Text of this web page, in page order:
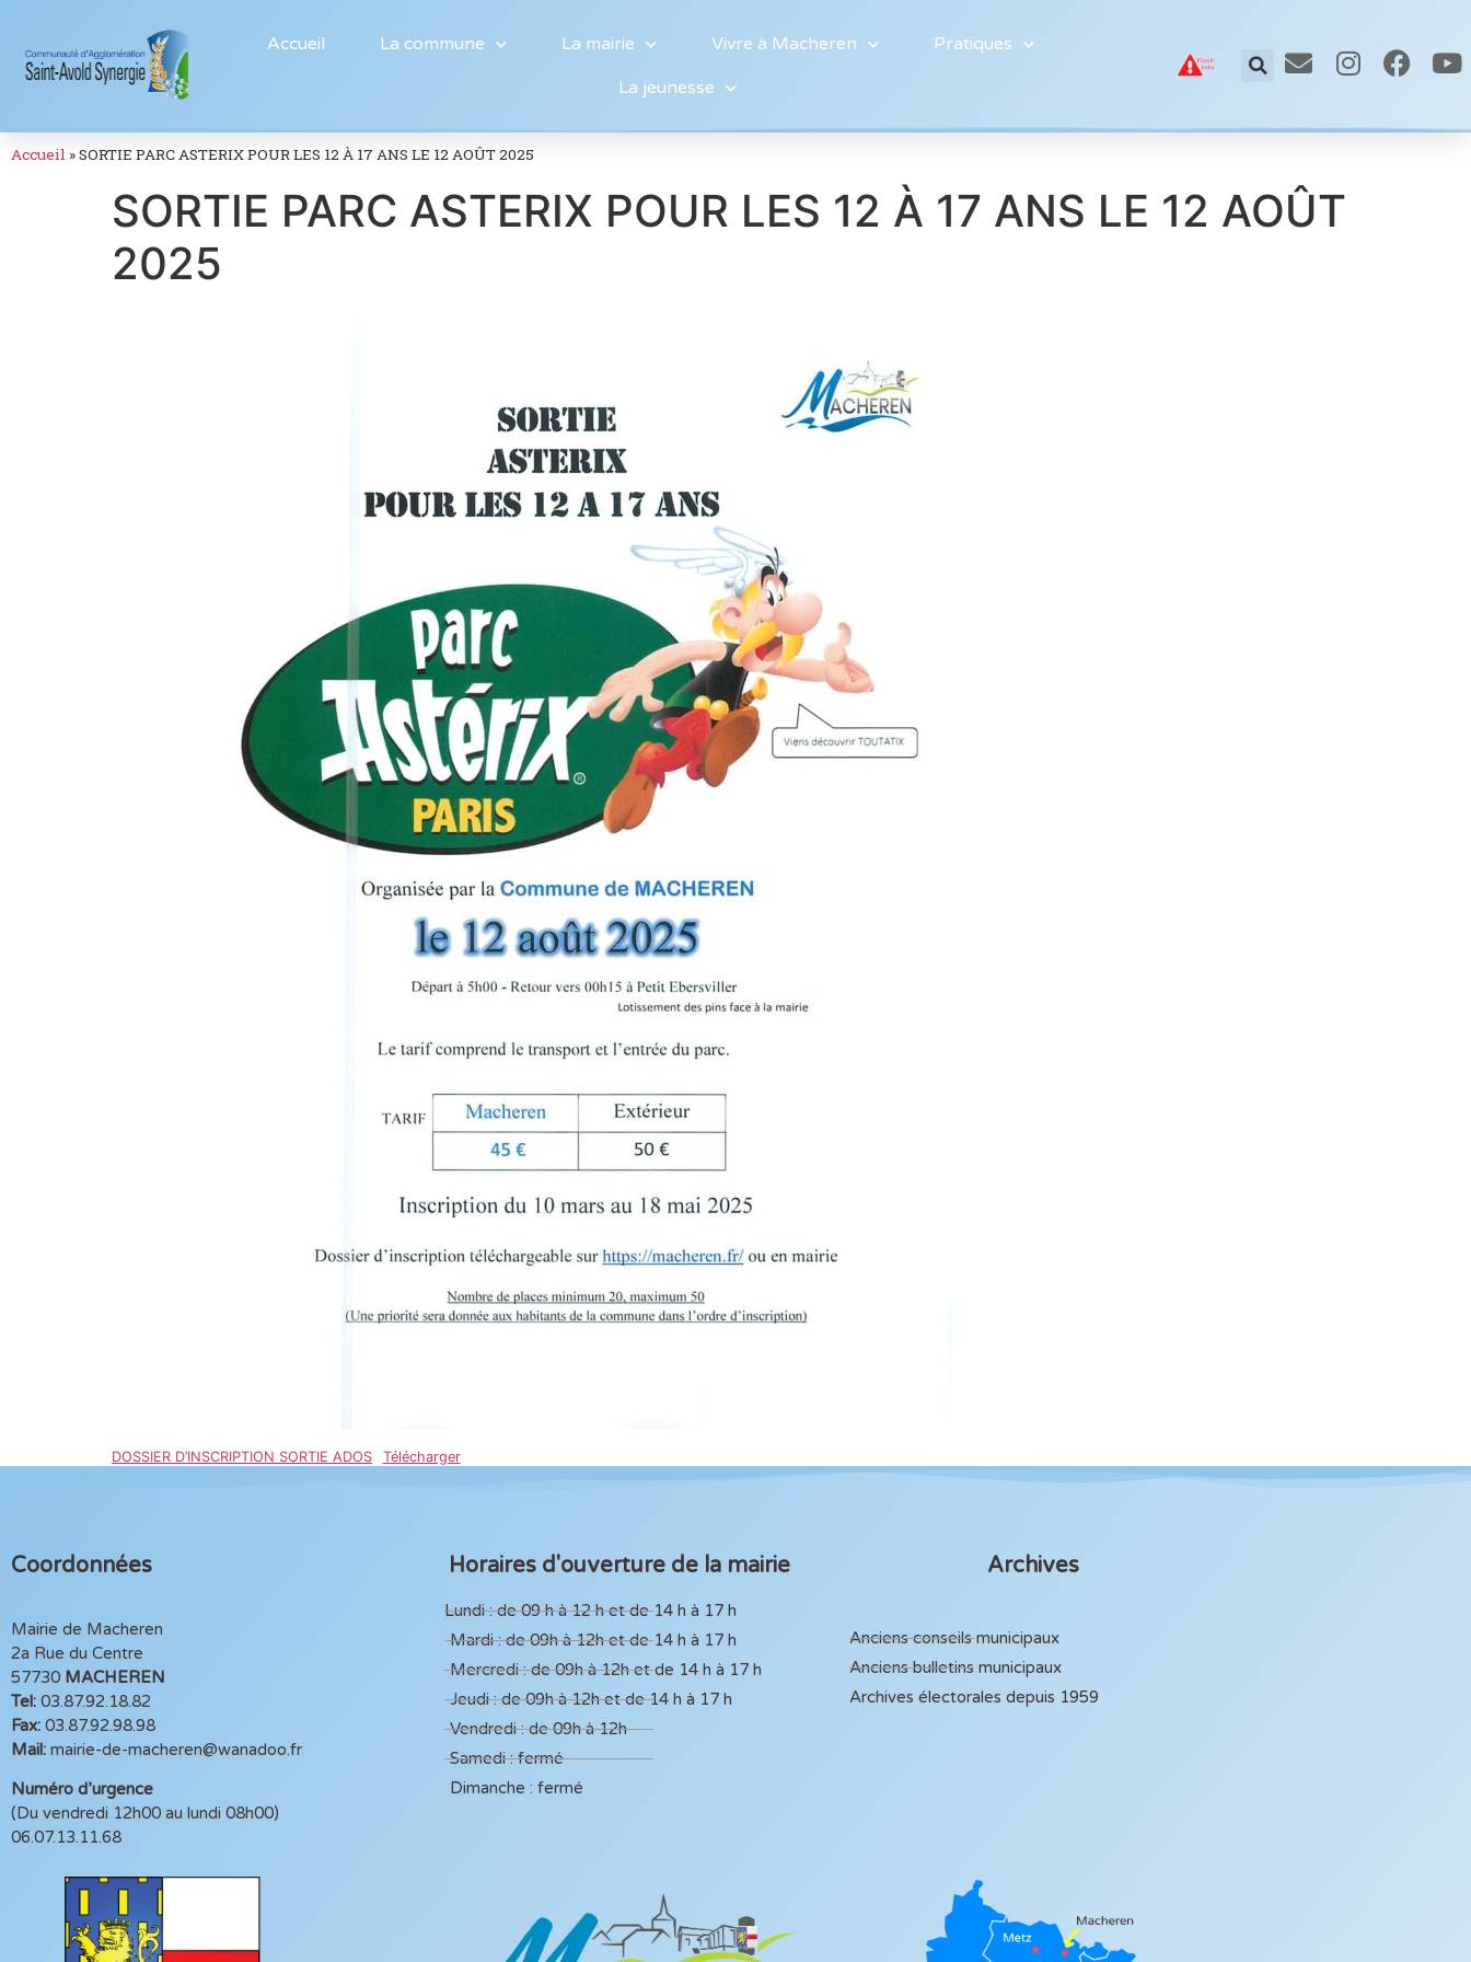
Accueil La commune La mairie Vivre à Macheren
Pratiques
La jeunesse
Accueil »SORTIE PARC ASTERIX POUR LES 12 À 17 ANS LE 12 AOÛT 2025
SORTIE PARC ASTERIX POUR LES 12 À 17 ANS LE 12 AOÛT
2025
DOSSIER D’INSCRIPTION SORTIE ADOS Télécharger
Coordonnées
Mairie de Macheren
2a Rue du Centre
57730 MACHEREN
Tel: 03.87.92.18.82
Fax: 03.87.92.98.98
Mail: mairie-de-macheren@wanadoo.fr
Numéro d’urgence
(Du vendredi 12h00 au lundi 08h00)
06.07.13.11.68
Horaires d'ouverture de la mairie
Lundi : de 09 h à 12 h et de 14 h à 17 h
Mardi : de 09h à 12h et de 14 h à 17 h
Mercredi : de 09h à 12h et de 14 h à 17 h
Jeudi : de 09h à 12h et de 14 h à 17 h
Vendredi : de 09h à 12h
Samedi : fermé
Dimanche : fermé
Archives
Anciens conseils municipaux
Anciens bulletins municipaux
Archives électorales depuis 1959